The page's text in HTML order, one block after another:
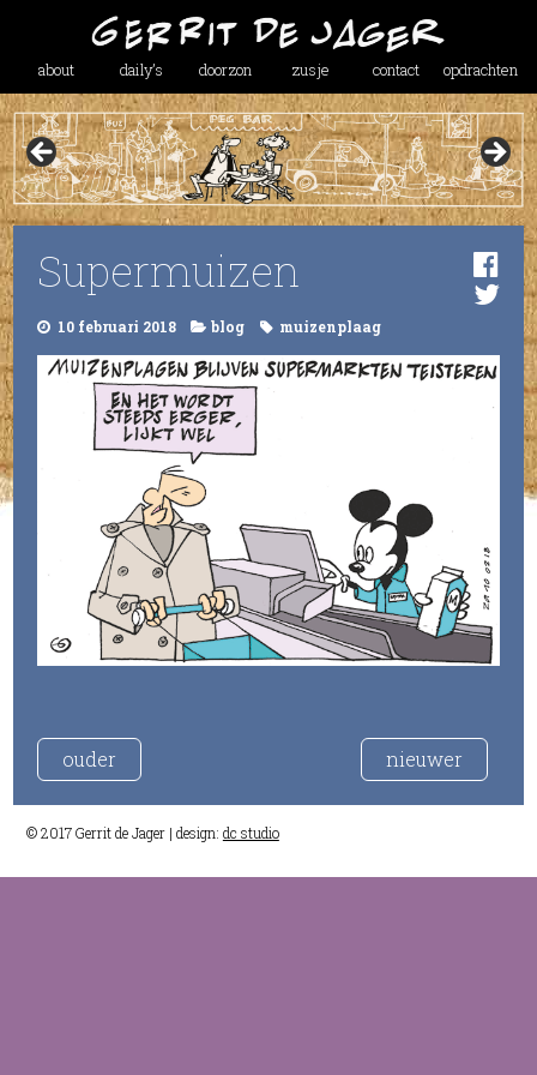
about daily’s doorzon zusje contact opdrachten
Supermuizen
10 februari 2018 blog muizenplaag
ouder nieuwer
© 2017 Gerrit de Jager | design: dc studio